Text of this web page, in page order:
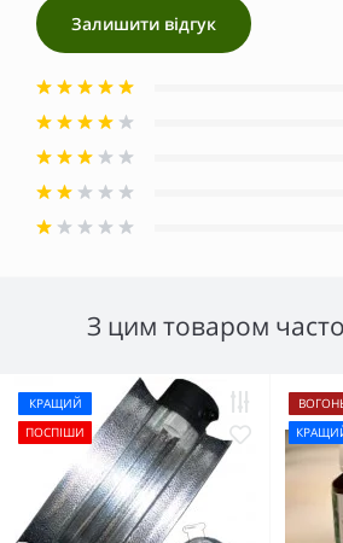
Залишити відгук
З цим товаром
КРАЩИЙ
ПОСПІШИ